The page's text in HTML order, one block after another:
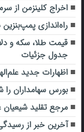
اخراج کلینزمن از
راه‌اندازی پمپ‌بنزین
قیمت طلا، سکه و
جدول جزئیات
اظهارات جدید
بورس سهامداران را
مرجع تقلید
آخرین خبر از